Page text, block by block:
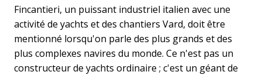
Fincantieri, un puissant industriel italien avec une
activité de yachts et des chantiers Vard, doit être
mentionné lorsqu'on parle des plus grands et des
plus complexes navires du monde. Ce n'est pas un
constructeur de yachts ordinaire ; c'est un géant de